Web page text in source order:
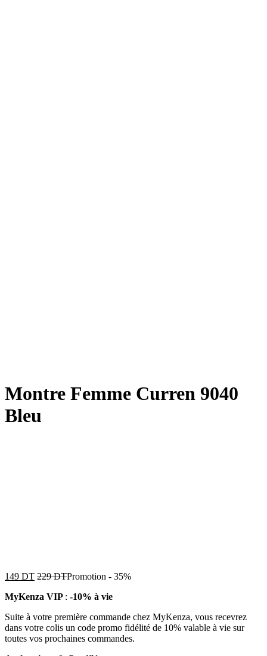
Montre Femme Curren 9040
Bleu
149 DT 229DTPromotion - 35%
MyKenza VIP : -10% à vie
Suite à votre première commande chez MyKenza, vous recevrez
dans votre colis un code promo fidélité de 10% valable à vie sur
toutes vos prochaines commandes.